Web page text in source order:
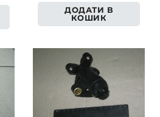
ДОДАТИ В
КОШИК